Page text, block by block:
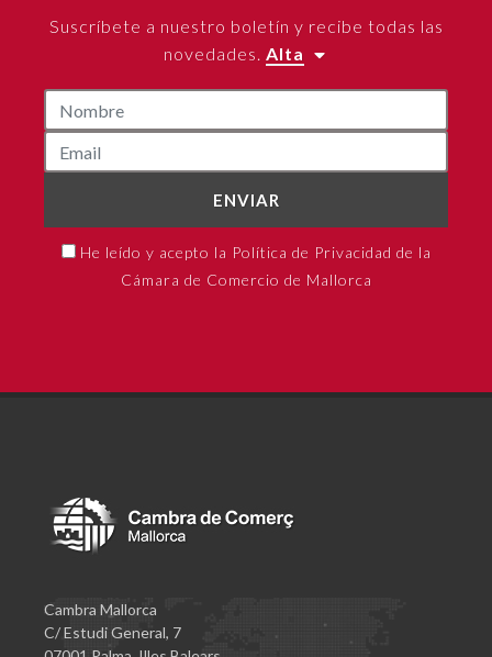
Suscríbete a nuestro boletín y recibe todas las
novedades. Alta
ENVIAR
He leído y acepto la Política de Privacidad de la
Cámara de Comercio de Mallorca
Cambra Mallorca
C/ Estudi General, 7